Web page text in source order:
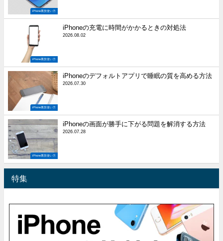
iPhone裏技使い方
iPhone裏技使い方
iPhoneの充電に時間がかかるときの対処法
2026.08.02
iPhone裏技使い方
iPhoneのデフォルトアプリで睡眠の質を高める方法
2026.07.30
iPhone裏技使い方
iPhoneの画面が勝手に下がる問題を解消する方法
2026.07.28
特集